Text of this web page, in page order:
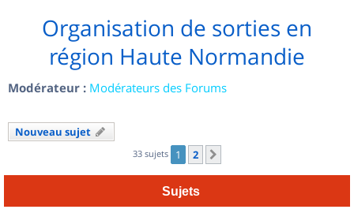
Organisation de sorties en
région Haute Normandie
Modérateur : Modérateurs des Forums
Nouveau sujet
33 sujets 1 2
Sujets